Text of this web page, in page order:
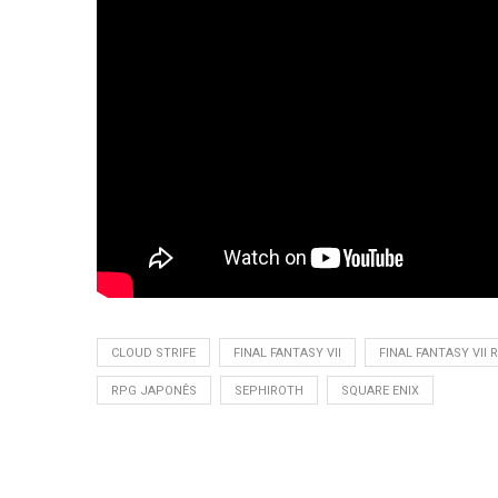
CLOUD STRIFE FINAL FANTASY VII FINAL FANTASY VII
RPG JAPONÊS SEPHIROTH SQUARE ENIX